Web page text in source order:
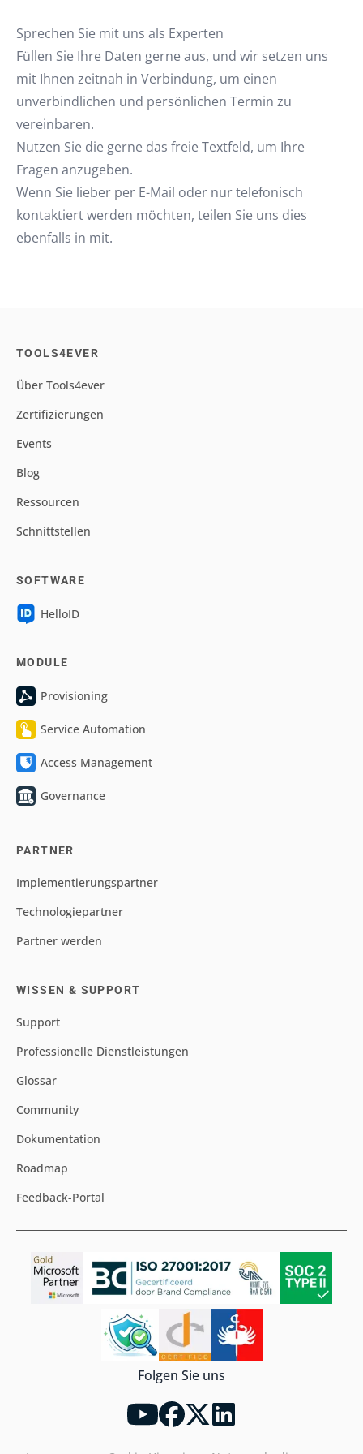
Sprechen Sie mit uns als Experten
Füllen Sie Ihre Daten gerne aus, und wir setzen uns
mit Ihnen zeitnah in Verbindung, um einen
unverbindlichen und persönlichen Termin zu
vereinbaren.
Nutzen Sie die gerne das freie Textfeld, um Ihre
Fragen anzugeben.
Wenn Sie lieber per E-Mail oder nur telefonisch
kontaktiert werden möchten, teilen Sie uns dies
ebenfalls in mit.
TOOLS4EVER
Über Tools4ever
Zertifizierungen
Events
Blog
Ressourcen
Schnittstellen
SOFTWARE
HelloID
MODULE
Provisioning
Service Automation
Access Management
Governance
PARTNER
Implementierungspartner
Technologiepartner
Partner werden
WISSEN & SUPPORT
Support
Professionelle Dienstleistungen
Glossar
Community
Dokumentation
Roadmap
Feedback-Portal
Folgen Sie uns